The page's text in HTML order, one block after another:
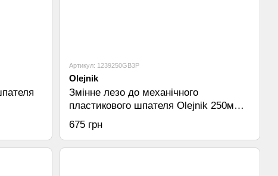
Артикул: 1239250GB3P
Olejnik
Змінне лезо до механічного
пластикового шпателя Olejnik 250мм х
0.3мм
675 грн